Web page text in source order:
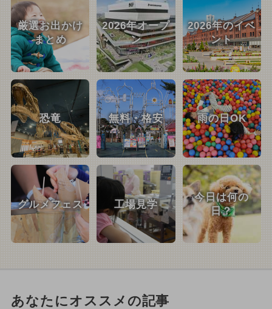
厳選お出かけ
まとめ
2026年オープ
ン
2026年のイベ
ント
恐竜 無料・格安 雨の日OK
グルメフェス 工場見学
今日は何の
日？
あなたにオススメの記事